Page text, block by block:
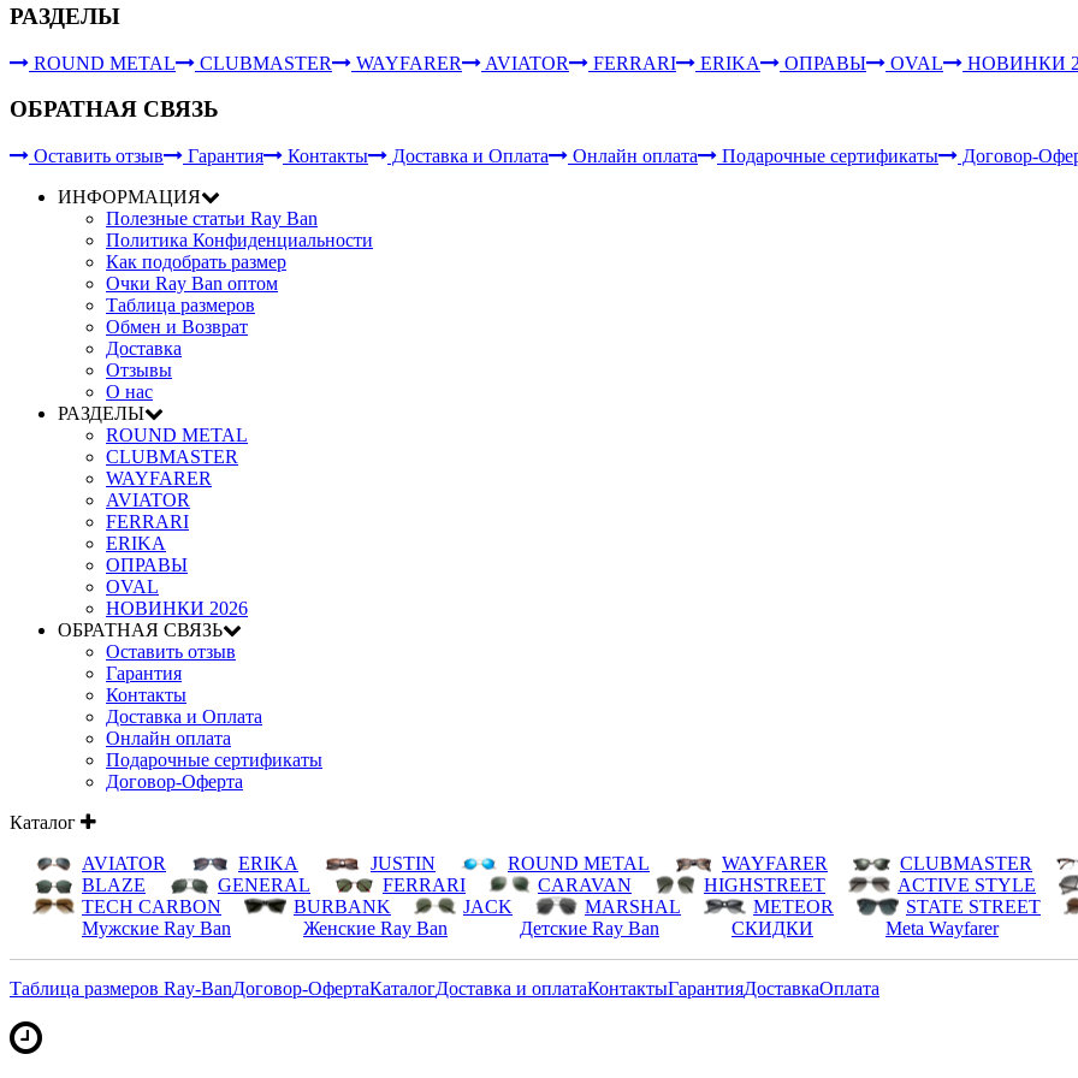
РАЗДЕЛЫ
ROUND METAL CLUBMASTER WAYFARER AVIATOR FERRARI ERIKA ОПРАВЫ OVAL НОВИНКИ
ОБРАТНАЯ СВЯЗЬ
Оставить отзыв Гарантия Контакты Доставка и Оплата Онлайн оплата Подарочные сертификаты
Договор-
ИНФОРМАЦИЯ
Полезные статьи Ray Ban
Политика Конфиденциальности
Как подобрать размер
Очки Ray Ban оптом
Таблица размеров
Обмен и Возврат
Доставка
Отзывы
О нас
РАЗДЕЛЫ
ROUND METAL
CLUBMASTER
WAYFARER
AVIATOR
FERRARI
ERIKA
ОПРАВЫ
OVAL
НОВИНКИ 2026
ОБРАТНАЯ СВЯЗЬ
Оставить отзыв
Гарантия
Контакты
Доставка и Оплата
Онлайн оплата
Подарочные сертификаты
Договор-Оферта
Каталог
AVIATOR
ERIKA JUSTIN ROUND METAL WAYFARER CLUBMASTER
BLAZE
GENERAL FERRARI CARAVAN HIGHSTREET ACTIVE STYLE
TECH CARBON
BURBANK JACK MARSHAL METEOR STATE STREET
Мужские Ray Ban
Женские Ray Ban Детские Ray Ban СКИДКИ Meta Wayfarer
Таблица размеров Ray-BanДоговор-ОфертаКаталогДоставка и оплатаКонтактыГарантияДоставкаОплата